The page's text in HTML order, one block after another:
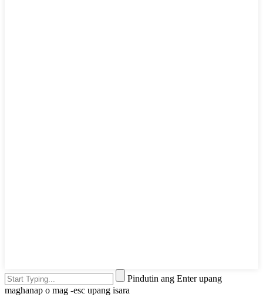
Pindutin ang Enter upang
maghanap o mag -esc upang isara